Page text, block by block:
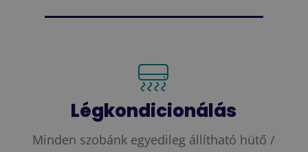
Légkondicionálás
Minden szobánk egyedileg állítható hütő /